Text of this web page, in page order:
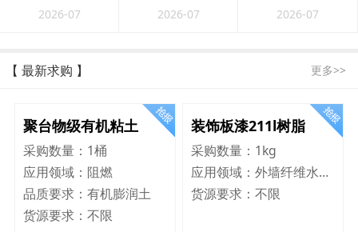
2026-07 2026-07 2026-07
【 最新求购 】 更多>>
聚台物级有机粘土
采购数量： 1桶
应用领域： 阻燃
品质要求： 有机膨润土
货源要求： 不限
装饰板漆211l树脂
采购数量： 1kg
应用领域：
外墙纤维水泥板
货源要求：不限